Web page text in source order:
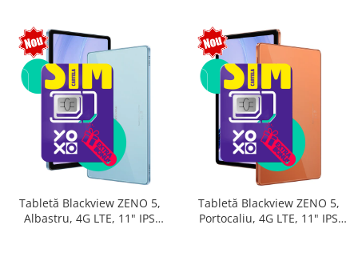
Tabletă Blackview ZENO 5,
Albastru, 4G LTE, 11" IPS
Tabletă Blackview ZENO 5,
Portocaliu, 4G LTE, 11" IPS